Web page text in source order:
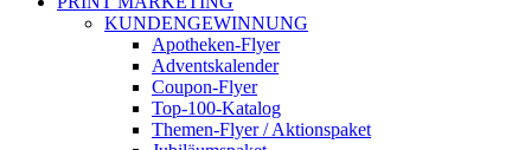
KUNDENGEWINNUNG
Apotheken-Flyer
Adventskalender
Coupon-Flyer
Top-100-Katalog
Themen-Flyer / Aktionspaket